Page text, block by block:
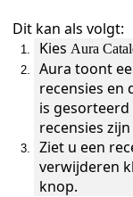
Dit kan als volgt:
Kies Aura
Aura toont
recensies en
is
recensies
Ziet u een
verwijderen
knop.